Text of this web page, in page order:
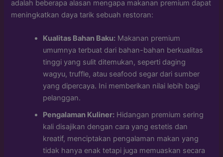
adalah beberapa alasan mengapa makanan premium dapat
meningkatkan daya tarik sebuah restoran:
Kualitas Bahan Baku: Makanan premium
umumnya terbuat dari bahan-bahan berkualitas
tinggi yang sulit ditemukan, seperti daging
wagyu, truffle, atau seafood segar dari sumber
yang dipercaya. Ini memberikan nilai lebih bagi
pelanggan.
Pengalaman Kuliner: Hidangan premium sering
kali disajikan dengan cara yang estetis dan
kreatif, menciptakan pengalaman makan yang
tidak hanya enak tetapi juga memuaskan secara